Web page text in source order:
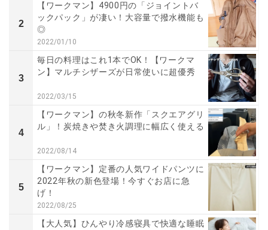
2
【ワークマン】4900円の「ジョイントバ
ックパック」が凄い！大容量で撥水機能も
◎
2022/01/10
3
毎日の料理はこれ1本でOK！【ワークマ
ン】マルチシザーズが日常使いに超優秀
2022/03/15
4
【ワークマン】の秋冬新作「スクエアグリ
ル」！炭焼きや焚き火調理に幅広く使える
2022/08/14
5
【ワークマン】定番の人気ワイドパンツに
2022年秋の新色登場！今すぐお店に急
げ！
2022/08/25
【大人気】ひんやり冷感寝具で快適な睡眠